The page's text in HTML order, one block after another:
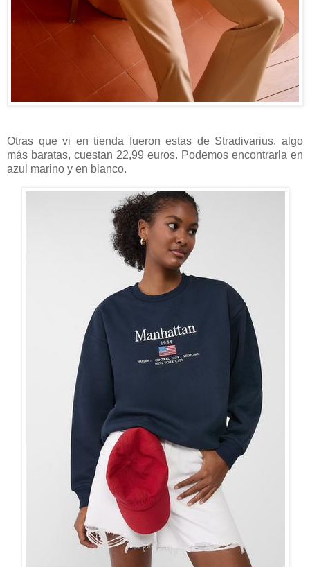
Otras que vi en tienda fueron estas de Stradivarius, algo
más baratas, cuestan 22,99 euros. Podemos encontrarla en
azul marino y en blanco.